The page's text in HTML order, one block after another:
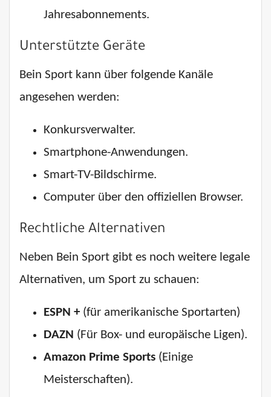
Jahresabonnements.
Unterstützte Geräte
Bein Sport kann über folgende Kanäle
angesehen werden:
Konkursverwalter.
Smartphone-Anwendungen.
Smart-TV-Bildschirme.
Computer über den offiziellen Browser.
Rechtliche Alternativen
Neben Bein Sport gibt es noch weitere legale
Alternativen, um Sport zu schauen:
ESPN + (für amerikanische Sportarten)
DAZN (Für Box- und europäische Ligen).
Amazon Prime Sports (Einige
Meisterschaften).